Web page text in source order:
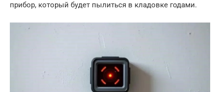
прибор, который будет пылиться в кладовке годами.